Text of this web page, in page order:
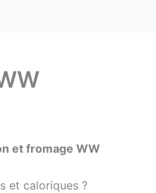
et fromage WW
et caloriques ?